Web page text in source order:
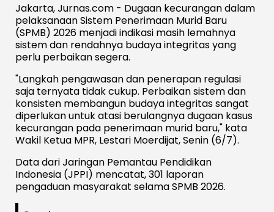
Jakarta, Jurnas.com - Dugaan kecurangan dalam
pelaksanaan Sistem Penerimaan Murid Baru
(SPMB) 2026 menjadi indikasi masih lemahnya
sistem dan rendahnya budaya integritas yang
perlu perbaikan segera.
"Langkah pengawasan dan penerapan regulasi
saja ternyata tidak cukup. Perbaikan sistem dan
konsisten membangun budaya integritas sangat
diperlukan untuk atasi berulangnya dugaan kasus
kecurangan pada penerimaan murid baru," kata
Wakil Ketua MPR, Lestari Moerdijat, Senin (6/7).
Data dari Jaringan Pemantau Pendidikan
Indonesia (JPPI) mencatat, 301 laporan
pengaduan masyarakat selama SPMB 2026.